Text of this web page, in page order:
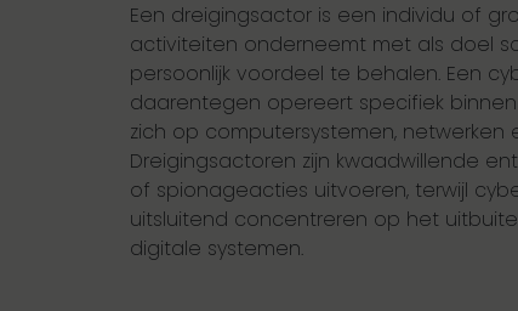
Een dreigingsactor is een individu of
activiteiten onderneemt met als doel
persoonlijk voordeel te behalen. Een
daarentegen opereert specifiek
zich op computersystemen, netwerken
Dreigingsactoren zijn kwaadwillende
of spionageacties uitvoeren, terwijl
uitsluitend concentreren op het
digitale systemen.